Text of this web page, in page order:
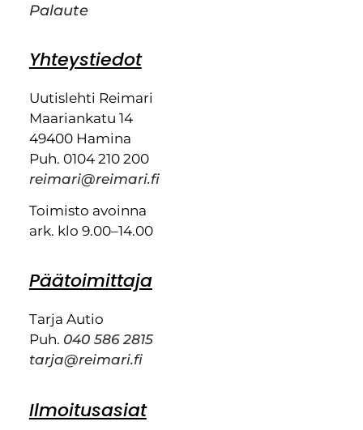
Palaute
Yhteystiedot
Uutislehti Reimari
Maariankatu 14
49400 Hamina
Puh. 0104 210 200
reimari@reimari.fi
Toimisto avoinna
ark. klo 9.00–14.00
Päätoimittaja
Tarja Autio
Puh. 040 586 2815
tarja@reimari.fi
Ilmoitusasiat